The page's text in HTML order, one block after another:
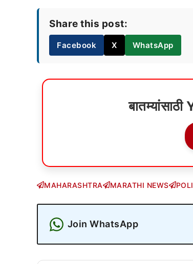
Share this post:
Facebook X WhatsApp
MAHARASHTRA MARATHI NEWS
Join WhatsApp